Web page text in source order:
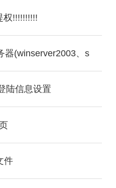
权!!!!!!!!!!
器(winserver2003、s
陆信息设置
件